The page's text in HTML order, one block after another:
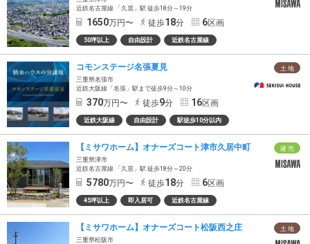
近鉄名古屋線 「久居」駅 徒歩18分～19分
1650万円〜 徒歩18分 6区画
50坪以上 自由設計 近鉄名古屋線
土 地
コモンステージ名張夏見
三重県名張市
近鉄大阪線「名張」駅まで徒歩9分～10分
370万円〜 徒歩9分 16区画
近鉄大阪線 自由設計 駅徒歩10分以内
建 売
【ミサワホーム】オナーズコート津市久居中町
三重県津市
近鉄名古屋線 「久居」駅 徒歩18分～20分
5780万円〜 徒歩18分 6区画
45坪以上 即入居可 近鉄名古屋線
土 地
【ミサワホーム】オナーズコート松阪西之庄
三重県松阪市